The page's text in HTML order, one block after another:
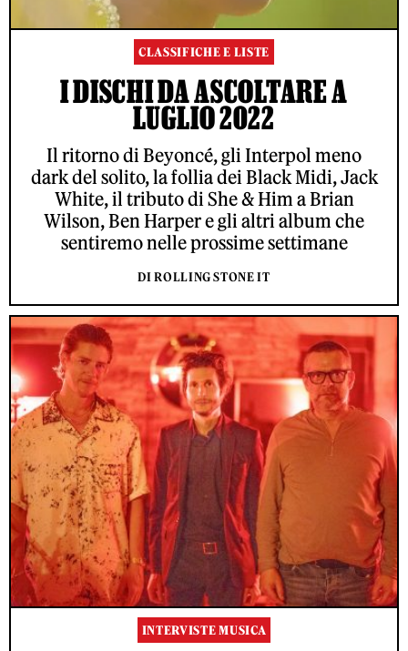
CLASSIFICHE E LISTE
I DISCHI DA ASCOLTARE A
LUGLIO 2022
Il ritorno di Beyoncé, gli Interpol meno
dark del solito, la follia dei Black Midi, Jack
White, il tributo di She & Him a Brian
Wilson, Ben Harper e gli altri album che
sentiremo nelle prossime settimane
DI ROLLING STONE IT
INTERVISTE MUSICA